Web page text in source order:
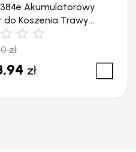
Akumulatorowy
do Koszenia Trawy
Stiga
zł
zł